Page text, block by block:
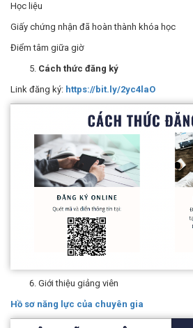
Học liệu
Giấy chứng nhận đã hoàn thành khóa học
Điểm tâm giữa giờ
Cách thức đăng ký
Link đăng ký: https://bit.ly/2yc4laO
Giới thiệu giảng viên
Hồ sơ năng lực của chuyên gia